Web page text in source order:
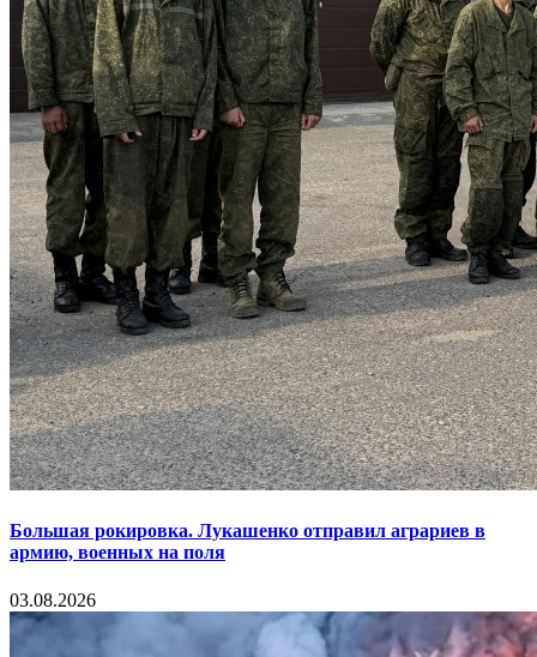
Большая рокировка. Лукашенко отправил аграриев в
армию, военных на поля
03.08.2026